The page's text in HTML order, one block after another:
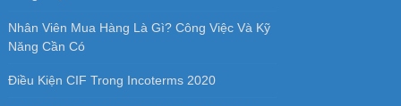
Nhân Viên Mua Hàng Là Gì? Công Việc Và Kỹ
Năng Cần Có
Điều Kiện CIF Trong Incoterms 2020